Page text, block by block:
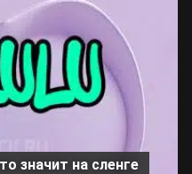
значит на сленге